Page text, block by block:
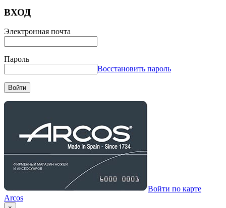
ВХОД
Электронная почта
Пароль
Восстановить пароль
Войти
Войти по карте
Arcos